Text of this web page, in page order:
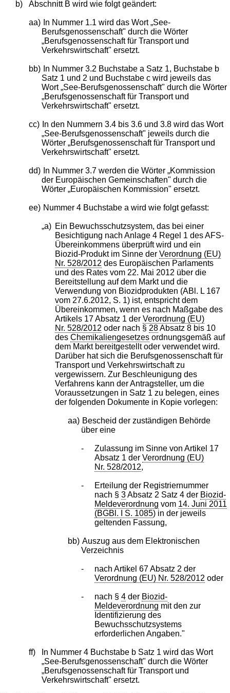
b) Abschnitt B wird wie folgt geändert:
aa)
In Nummer 1.1 wird das Wort „See-
Berufsgenossenschaft" durch die Wörter
„Berufsgenossenschaft für Transport und
Verkehrswirtschaft" ersetzt.
bb)
In Nummer 3.2 Buchstabe a Satz 1, Buchstabe b
Satz 1 und 2 und Buchstabe c wird jeweils das
Wort „See-Berufsgenossenschaft" durch die Wörter
„Berufsgenossenschaft für Transport und
Verkehrswirtschaft" ersetzt.
cc)
In den Nummern 3.4 bis 3.6 und 3.8 wird das Wort
„See-Berufsgenossenschaft" jeweils durch die
Wörter „Berufsgenossenschaft für Transport und
Verkehrswirtschaft" ersetzt.
dd)
In Nummer 3.7 werden die Wörter „Kommission
der Europäischen Gemeinschaften" durch die
Wörter „Europäischen Kommission" ersetzt.
ee) Nummer 4 Buchstabe a wird wie folgt gefasst:
„a) Ein Bewuchsschutzsystem, das bei einer
Besichtigung nach Anlage 4 Regel 1 des AFS-
Übereinkommens überprüft wird und ein
Biozid-Produkt im Sinne der Verordnung (EU)
Nr. 528/2012 des Europäischen Parlaments
und des Rates vom 22. Mai 2012 über die
Bereitstellung auf dem Markt und die
Verwendung von Biozidprodukten (ABl. L 167
vom 27.6.2012, S. 1) ist, entspricht dem
Übereinkommen, wenn es nach Maßgabe des
Artikels 17 Absatz 1 der Verordnung (EU)
Nr. 528/2012 oder nach § 28Absatz 8 bis 10
des Chemikaliengesetzesordnungsgemäß auf
dem Markt bereitgestellt oder verwendet wird.
Darüber hat sich die Berufsgenossenschaft für
Transport und Verkehrswirtschaft zu
vergewissern. Zur Beschleunigung des
Verfahrens kann der Antragsteller, um die
Voraussetzungen in Satz 1 zu belegen, eines
der folgenden Dokumente in Kopie vorlegen:
aa) Bescheid der zuständigen Behörde
über eine
-
Zulassung im Sinne von Artikel 17
Absatz 1 der Verordnung (EU)
Nr. 528/2012,
-
Erteilung der Registriernummer
nach § 3Absatz 2 Satz 4 der Biozid-
Meldeverordnung vom 14. Juni 2011
(BGBl. I S. 1085) in der jeweils
geltenden Fassung,
bb) Auszug aus dem Elektronischen
Verzeichnis
-
nach Artikel 67 Absatz 2 der
Verordnung (EU) Nr. 528/2012 oder
- nach § 4der Biozid-
Meldeverordnung mit den zur
Identifizierung des
Bewuchsschutzsystems
erforderlichen Angaben."
ff)
In Nummer 4 Buchstabe b Satz 1 wird das Wort
„See-Berufsgenossenschaft" durch die Wörter
„Berufsgenossenschaft für Transport und
Verkehrswirtschaft" ersetzt.